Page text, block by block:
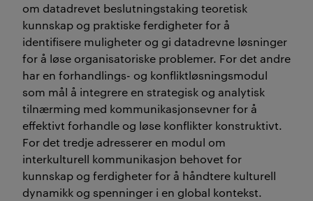
om datadrevet beslutningstaking teoretisk
kunnskap og praktiske ferdigheter for å
identifisere muligheter og gi datadrevne løsninger
for å løse organisatoriske problemer. For det andre
har en forhandlings- og konfliktløsningsmodul
som mål å integrere en strategisk og analytisk
tilnærming med kommunikasjonsevner for å
effektivt forhandle og løse konflikter konstruktivt.
For det tredje adresserer en modul om
interkulturell kommunikasjon behovet for
kunnskap og ferdigheter for å håndtere kulturell
dynamikk og spenninger i en global kontekst.